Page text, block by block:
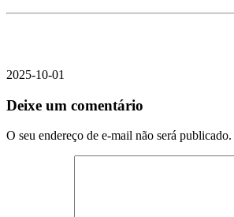
2025-10-01
Deixe um comentário
O seu endereço de e-mail não será publicado.